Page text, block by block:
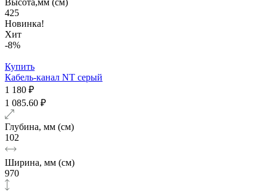
425
Новинка!
Хит
-8%
Купить
Кабель-канал NT серый
1 180 ₽
1 085.60 ₽
Глубина, мм (см)
102
Ширина, мм (см)
970